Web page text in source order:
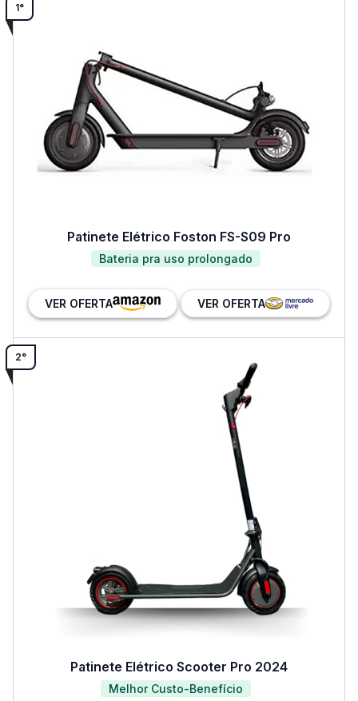
1°
Patinete Elétrico Foston FS-S09 Pro
Bateria pra uso prolongado
VER OFERTA VER OFERTA
2°
Patinete Elétrico Scooter Pro 2024
Melhor Custo-Benefício